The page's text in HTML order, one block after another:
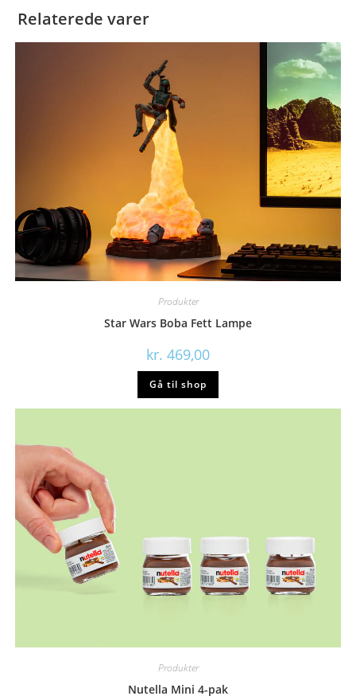
Relaterede varer
Produkter
Star Wars Boba Fett Lampe
kr. 469,00
Gå til shop
Produkter
Nutella Mini 4-pak